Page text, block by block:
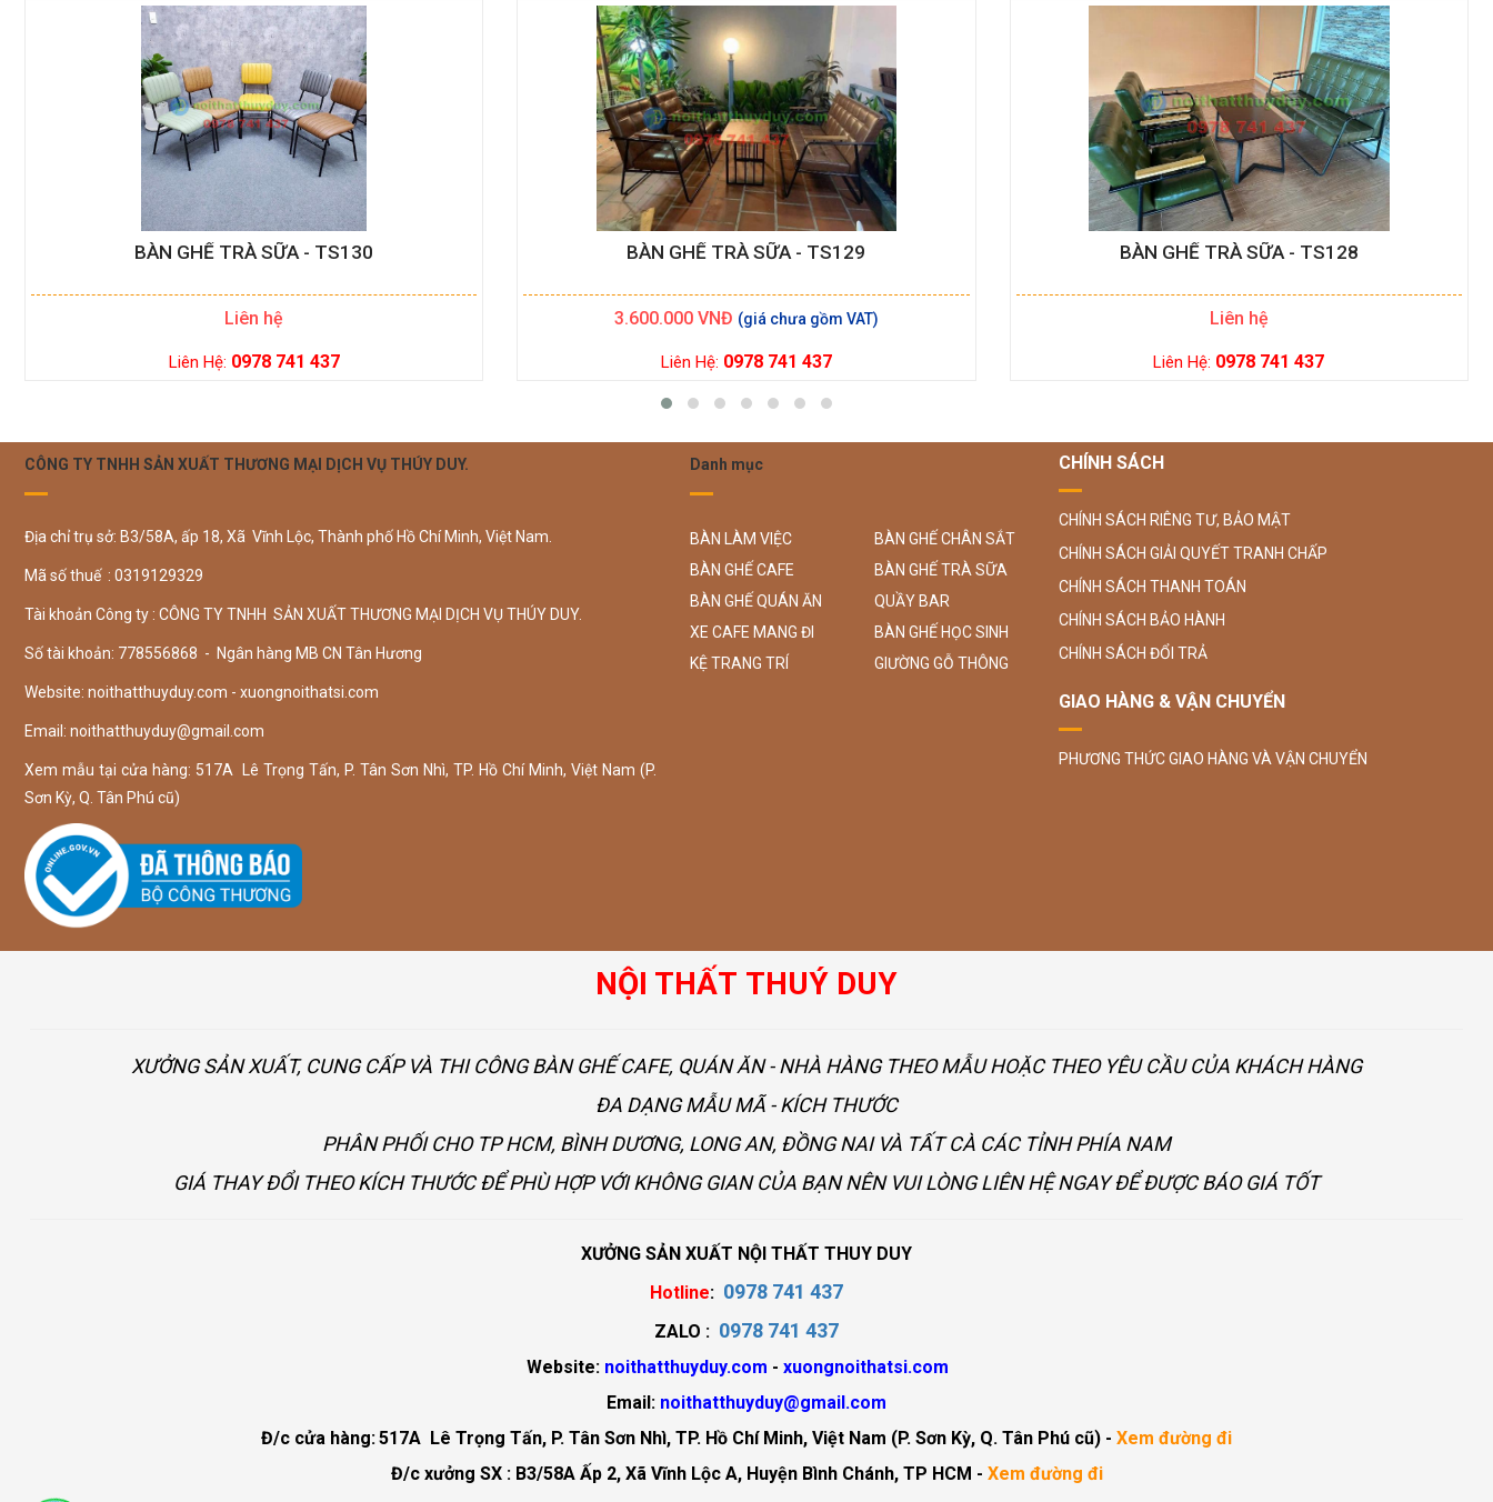
BÀN GHẾ TRÀ SỮA - TS130
Liên hệ
Liên Hệ: 0978 741 437
BÀN GHẾ TRÀ SỮA - TS129
3.600.000VNĐ
Liên Hệ: 0978 741 437
BÀN GHẾ TRÀ SỮA - TS128
Liên hệ
Liên Hệ: 0978 741 437
CÔNG TY TNHH SẢN XUẤT THƯƠNG MẠI DỊCH VỤ THÚY DUY.
Địa chỉ trụ sở: B3/58A, ấp 18, Xã Vĩnh Lộc, Thành phố Hồ Chí Minh, Việt Nam.
Mã số thuế : 0319129329
Tài khoản Công ty : CÔNG TY TNHH SẢN XUẤT THƯƠNG MẠI DỊCH VỤ THÚY DUY.
Số tài khoản: 778556868 - Ngân hàng MB CN Tân Hương
Website: noithatthuyduy.com - xuongnoithatsi.com
Email: noithatthuyduy@gmail.com
Xem mẫu tại cửa hàng: 517A Lê Trọng Tấn, P. Tân Sơn Nhì, TP. Hồ Chí Minh, Việt Nam (P.
Sơn Kỳ, Q. Tân Phú cũ)
Danh mục
BÀN LÀM VIỆC
BÀN GHẾ CHÂN SẮT
BÀN GHẾ CAFE
BÀN GHẾ TRÀ SỮA
BÀN GHẾ QUÁN ĂN
QUẦY BAR
XE CAFE MANG ĐI
BÀN GHẾ HỌC SINH
KỆ TRANG TRÍ
GIƯỜNG GỖ THÔNG
CHÍNH SÁCH
CHÍNH SÁCH RIÊNG TƯ, BẢO MẬT
CHÍNH SÁCH GIẢI QUYẾT TRANH CHẤP
CHÍNH SÁCH THANH TOÁN
CHÍNH SÁCH BẢO HÀNH
CHÍNH SÁCH ĐỔI TRẢ
GIAO HÀNG & VẬN CHUYỂN
PHƯƠNG THỨC GIAO HÀNG VÀ VẬN CHUYỂN
NỘI THẤT THUÝ DUY
XƯỞNG SẢN XUẤT, CUNG CẤP VÀ THI CÔNG BÀN GHẾ CAFE, QUÁN ĂN - NHÀ HÀNG THEO MẪU HOẶC THEO YÊU CẦU CỦA KHÁCH HÀNG
ĐA DẠNG MẪU MÃ - KÍCH THƯỚC
PHÂN PHỐI CHO TP HCM, BÌNH DƯƠNG, LONG AN, ĐỒNG NAI VÀ TẤT CÀ CÁC TỈNH PHÍA NAM
GIÁ THAY ĐỔI THEO KÍCH THƯỚC ĐỂ PHÙ HỢP VỚI KHÔNG GIAN CỦA BẠN NÊN VUI LÒNG LIÊN HỆ NGAY ĐỂ ĐƯỢC BÁO GIÁ TỐT
XƯỞNG SẢN XUẤT NỘI THẤT THUY DUY
Hotline: 0978 741 437
ZALO : 0978 741 437
Website: noithatthuyduy.com - xuongnoithatsi.com
Email: noithatthuyduy@gmail.com
Đ/c cửa hàng:517A Lê Trọng Tấn, P. Tân Sơn Nhì, TP. Hồ Chí Minh, Việt Nam (P. Sơn Kỳ, Q. Tân Phú cũ) - Xem đường đi
Đ/c xưởng SX : B3/58A Ấp 2, Xã Vĩnh Lộc A, Huyện Bình Chánh, TP HCM - Xem đường đi